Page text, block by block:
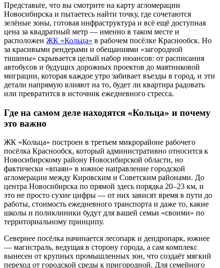
Представьте, что вы смотрите на карту агломерации
Новосибирска и пытаетесь найти точку, где сочетаются
зелёные зоны, готовая инфраструктура и всё ещё доступная
цена за квадратный метр — именно в таком месте и
расположен ЖК «Кольца» в рабочем посёлке Краснообск. Но
за красивыми рендерами и обещаниями «загородной
тишины» скрывается целый набор нюансов: от расписания
автобусов и будущих дорожных проектов до маятниковой
миграции, которая каждое утро забивает въезды в город, и эти
детали напрямую влияют на то, будет ли квартира радовать
или превратится в источник ежедневного стресса.
Где на самом деле находятся «Кольца» и почему
это важно
ЖК «Кольца» построен в третьем микрорайоне рабочего
посёлка Краснообск, который административно относится к
Новосибирскому району Новосибирской области, но
фактически «впаян» в южное направление городской
агломерации между Кировским и Советским районами. До
центра Новосибирска по прямой здесь порядка 20–23 км, и
это не просто сухие цифры — от них зависят время в пути до
работы, стоимость ежедневного транспорта и даже то, какие
школы и поликлиники будут для вашей семьи «своими» по
территориальному принципу.
Севернее посёлка начинается лесопарк и дендропарк, южнее
— магистраль, ведущая в сторону города, а сам комплекс
вынесен от крупных промышленных зон, что создаёт мягкий
переход от городской среды к пригородной. Для семейного